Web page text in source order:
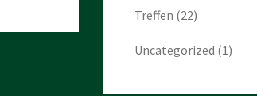
Treffen (22)
Uncategorized (1)